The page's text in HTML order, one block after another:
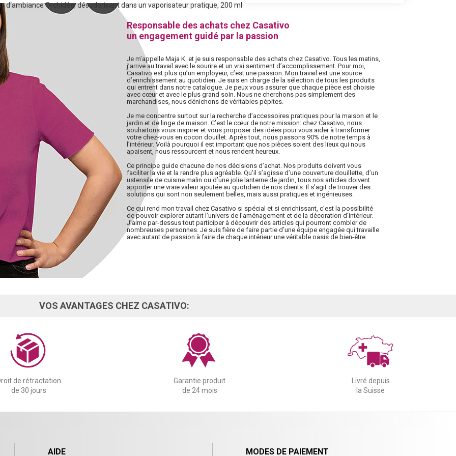
d‘ambiance Orchidée, désodorisant dans un vaporisateur pratique, 200 ml
Responsable des achats chez Casativo
un engagement guidé par la passion
Je m’appelle Maja K. et je suis responsable des achats chez Casativo. Tous les matins,
j’arrive au travail avec le sourire et un vrai sentiment d’accomplissement. Pour moi,
Casativo est plus qu’un employeur, c’est une passion. Mon travail est une source
d’enrichissement au quotidien. Je suis en charge de la sélection de tous les produits
qui entrent dans notre catalogue. Je peux vous assurer que chaque pièce est choisie
avec cœur et avec le plus grand soin. Nous ne cherchons pas simplement des
marchandises, nous dénichons de véritables pépites.
Je me concentre surtout sur la recherche d’accessoires pratiques pour la maison et le
jardin et de linge de maison. C’est le cœur de notre mission: chez Casativo, nous
souhaitons vous inspirer et vous proposer des idées pour vous aider à transformer
votre chez-vous en cocon douillet. Après tout, nous passons 90% de notre temps à
l’intérieur. Voilà pourquoi il est important que nos pièces soient des lieux qui nous
apaisent, nous ressourcent et nous rendent heureux.
Ce principe guide chacune de nos décisions d’achat. Nos produits doivent vous
faciliter la vie et la rendre plus agréable. Qu’il s’agisse d’une couverture douillette, d’un
ustensile de cuisine malin ou d’une jolie lanterne de jardin, tous nos articles doivent
apporter une vraie valeur ajoutée au quotidien de nos clients. Il s’agit de trouver des
solutions qui sont non seulement belles, mais aussi pratiques et ingénieuses.
Ce qui rend mon travail chez Casativo si spécial et si enrichissant, c’est la possibilité
de pouvoir explorer autant l’univers de l’aménagement et de la décoration d’intérieur.
J’aime par-dessus tout participer à découvrir des articles qui pourront combler de
nombreuses personnes. Je suis fière de faire partie d’une équipe engagée qui travaille
avec autant de passion à faire de chaque intérieur une véritable oasis de bien-être.
VOS AVANTAGES CHEZ CASATIVO:
de rétractation
de 30 jours
Garantie produit
de 24 mois
Livré depuis
la Suisse
AIDE MODES DE PAIEMENT